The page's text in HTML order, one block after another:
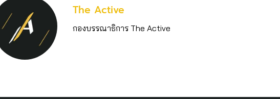
The Active
กองบรรณาธิการ The Active